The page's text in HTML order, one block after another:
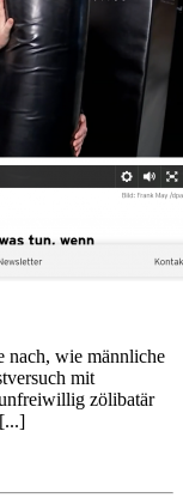
nach, wie männliche
mit
zölibatär